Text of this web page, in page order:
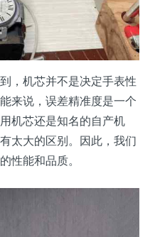
，机芯并不是决定手表性
来说，误差精准度是一个
机芯还是知名的自产机
太大的区别。因此，我们
性能和品质。